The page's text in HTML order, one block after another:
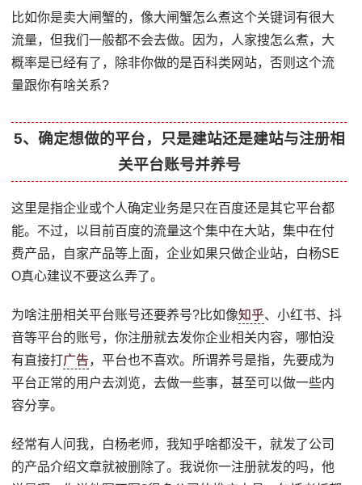
比如你是卖大闸蟹的，像大闸蟹怎么煮这个关键词有很大
流量，但我们一般都不会去做。因为，人家搜怎么煮，大
概率是已经有了，除非你做的是百科类网站，否则这个流
量跟你有啥关系?
5、确定想做的平台，只是建站还是建站与注册相
关平台账号并养号
这里是指企业或个人确定业务是只在百度还是其它平台都
能。不过，以目前百度的流量这个集中在大站，集中在付
费产品，自家产品等上面，企业如果只做企业站，白杨SE
O真心建议不要这么弄了。
为啥注册相关平台账号还要养号?比如像知乎、小红书、抖
音等平台的账号，你注册就去发你企业相关内容，哪怕没
有直接打广告，平台也不喜欢。所谓养号是指，先要成为
平台正常的用户去浏览，去做一些事，甚至可以做一些内
容分享。
经常有人问我，白杨老师，我知乎啥都没干，就发了公司
的产品介绍文章就被删除了。我说你一注册就发的吗，他